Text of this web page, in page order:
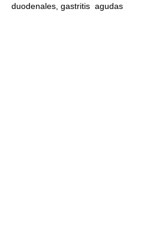
duodenales, gastritis agudas